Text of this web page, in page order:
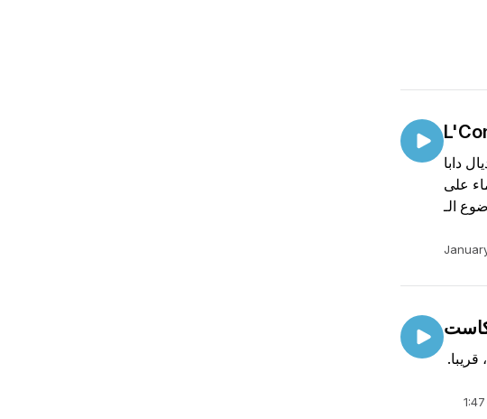
دابا
على
1:47